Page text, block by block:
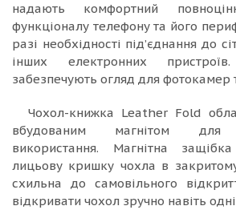
надають комфортний
функціоналу телефону та його
разі необхідності під’єднання до
інших електронних
забезпечують огляд для фотокамер
Чохол-книжка Leather Fold
вбудованим магнітом для
використання. Магнітна
лицьову кришку чохла в
схильна до самовільного
відкривати чохол зручно навіть